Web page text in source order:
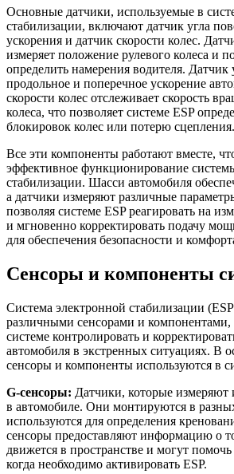
Основные датчики, используемые в
стабилизации, включают датчик угла
ускорения и датчик скорости колес.
измеряет положение рулевого колеса и
определить намерения водителя. Датчик
продольное и поперечное ускорение
скорости колес отслеживает скорость
колеса, что позволяет системе ESP
блокировок колес или потерю сцепления.
Все эти компоненты работают вместе,
эффективное функционирование
стабилизации. Шасси автомобиля
а датчики измеряют различные
позволяя системе ESP реагировать на
и мгновенно корректировать подачу
для обеспечения безопасности и
Сенсоры и компоненты
Система электронной стабилизации
различными сенсорами и компонентами,
системе контролировать и
автомобиля в экстренных ситуациях. В
сенсоры и компоненты используются в
G-сенсоры: Датчики, которые измеряют
в автомобиле. Они монтируются в
используются для определения
сенсоры предоставляют информацию о
движется в пространстве и могут
когда необходимо активировать ESP.